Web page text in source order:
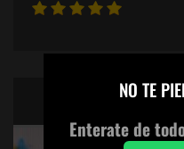
CINE:
NO TE
Enterate de